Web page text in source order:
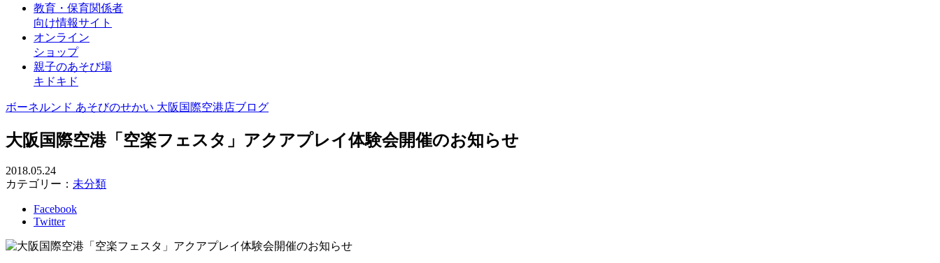
教育・保育関係者
向け情報サイト
オンライン
ショップ
親子のあそび場
キドキド
ボーネルンド あそびのせかい 大阪国際空港店ブログ
大阪国際空港「空楽フェスタ」アクアプレイ体験会開催のお知らせ
2018.05.24
カテゴリー： 未分類
Facebook
Twitter